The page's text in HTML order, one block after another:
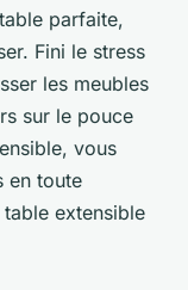
parfaite,
Fini le stress
les meubles
sur le pouce
vous
en toute
extensible